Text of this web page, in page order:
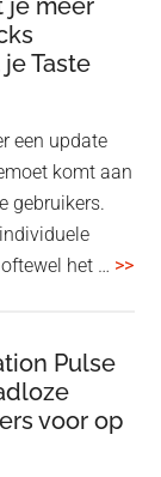
je meer
Taste
een update
komt aan
gebruikers.
het … >>
Pulse
voor op